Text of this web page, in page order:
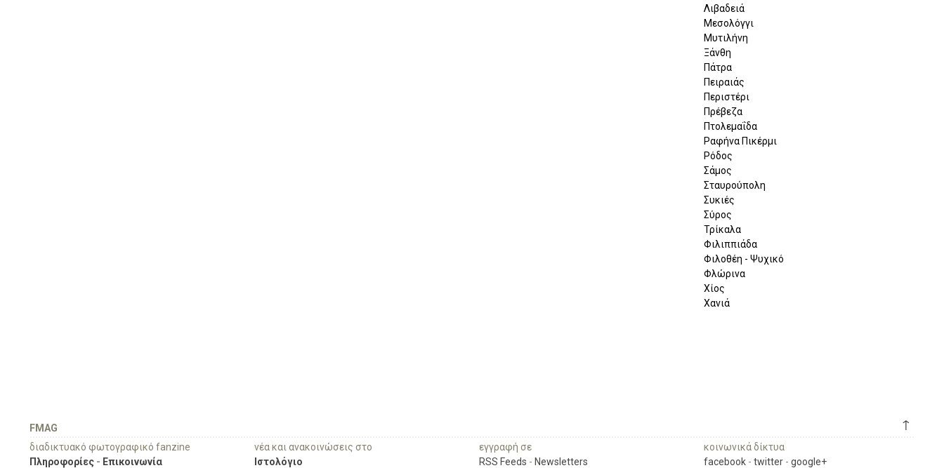
Λιβαδειά
Μεσολόγγι
Μυτιλήνη
Ξάνθη
Πάτρα
Πειραιάς
Περιστέρι
Πρέβεζα
Πτολεμαΐδα
Ραφήνα Πικέρμι
Ρόδος
Σάμος
Σταυρούπολη
Συκιές
Σύρος
Τρίκαλα
Φιλιππιάδα
Φιλοθέη - Ψυχικό
Φλώρινα
Χίος
Χανιά
↑
FMAG
διαδικτυακό φωτογραφικό fanzine
Πληροφορίες - Επικοινωνία
νέα και ανακοινώσεις στο
Ιστολόγιο
εγγραφή σε
RSS Feeds - Newsletters
κοινωνικά δίκτυα
facebook - twitter - google+